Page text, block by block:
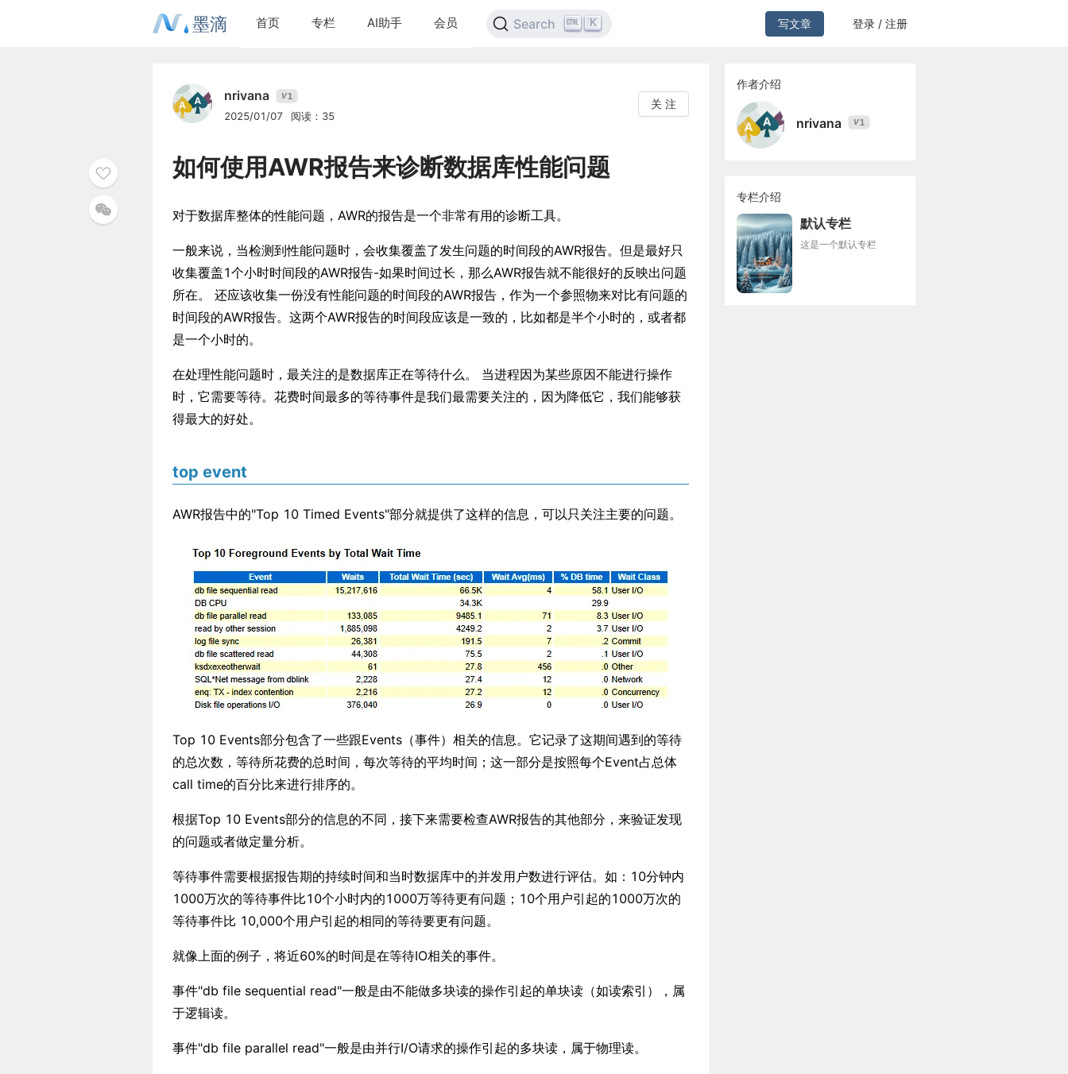
墨滴 首页 专栏 AI助手 会员 Search K 写文章 登录 / 注册
nrivana V1
2025/01/07 阅读：35
关 注
如何使用AWR报告来诊断数据库性能问题
对于数据库整体的性能问题，AWR的报告是一个非常有用的诊断工具。
一般来说，当检测到性能问题时，会收集覆盖了发生问题的时间段的AWR报告。但是最好只
收集覆盖1个小时时间段的AWR报告-如果时间过长，那么AWR报告就不能很好的反映出问题
所在。 还应该收集一份没有性能问题的时间段的AWR报告，作为一个参照物来对比有问题的
时间段的AWR报告。这两个AWR报告的时间段应该是一致的，比如都是半个小时的，或者都
是一个小时的。
在处理性能问题时，最关注的是数据库正在等待什么。 当进程因为某些原因不能进行操作
时，它需要等待。花费时间最多的等待事件是我们最需要关注的，因为降低它，我们能够获
得最大的好处。
top event
AWR报告中的"Top 10 Timed Events"部分就提供了这样的信息，可以只关注主要的问题。
Top 10 Events部分包含了一些跟Events（事件）相关的信息。它记录了这期间遇到的等待
的总次数，等待所花费的总时间，每次等待的平均时间；这一部分是按照每个Event占总体
call time的百分比来进行排序的。
根据Top 10 Events部分的信息的不同，接下来需要检查AWR报告的其他部分，来验证发现
的问题或者做定量分析。
等待事件需要根据报告期的持续时间和当时数据库中的并发用户数进行评估。如：10分钟内
1000万次的等待事件比10个小时内的1000万等待更有问题；10个用户引起的1000万次的
等待事件比 10,000个用户引起的相同的等待要更有问题。
就像上面的例子，将近60%的时间是在等待IO相关的事件。
事件"db file sequential read"一般是由不能做多块读的操作引起的单块读（如读索引），属
于逻辑读。
事件"db file parallel read"一般是由并行I/O请求的操作引起的多块读，属于物理读。
作者介绍
nrivana V1
专栏介绍
默认专栏
这是一个默认专栏